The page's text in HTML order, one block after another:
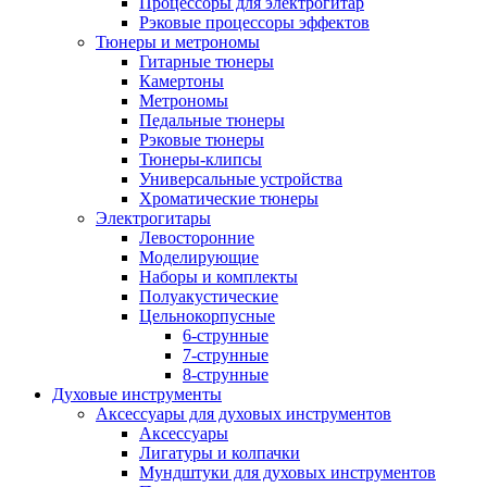
Рэковые процессоры эффектов
Тюнеры и метрономы
Гитарные тюнеры
Камертоны
Метрономы
Педальные тюнеры
Рэковые тюнеры
Тюнеры-клипсы
Универсальные устройства
Хроматические тюнеры
Электрогитары
Левосторонние
Моделирующие
Наборы и комплекты
Полуакустические
Цельнокорпусные
6-струнные
7-струнные
8-струнные
Духовые инструменты
Аксессуары для духовых инструментов
Аксессуары
Лигатуры и колпачки
Мундштуки для духовых инструментов